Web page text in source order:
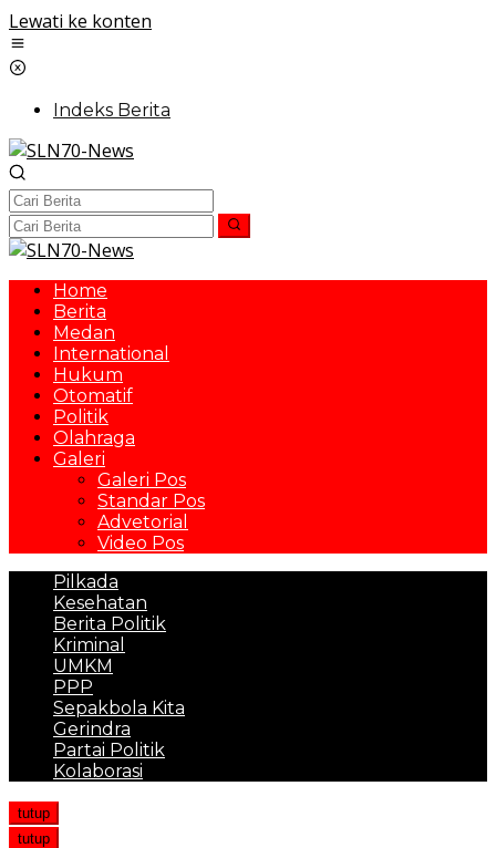
Lewati ke konten
Indeks Berita
Home
Berita
Medan
International
Hukum
Otomatif
Politik
Olahraga
Galeri
Galeri Pos
Standar Pos
Advetorial
Video Pos
Pilkada
Kesehatan
Berita Politik
Kriminal
UMKM
PPP
Sepakbola Kita
Gerindra
Partai Politik
Kolaborasi
tutup
tutup